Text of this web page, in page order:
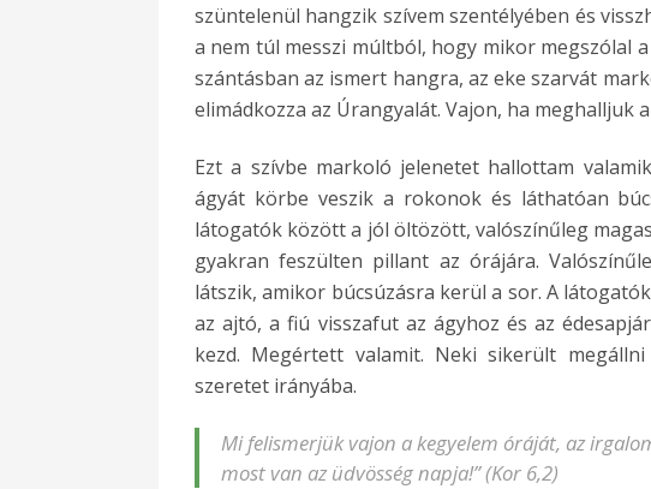
szüntelenül hangzik szívem szentélyében és
a nem túl messzi múltból, hogy mikor megszólal
szántásban az ismert hangra, az eke szarvát
elimádkozza az Úrangyalát. Vajon, ha meghalljuk
Ezt a szívbe markoló jelenetet hallottam
ágyát körbe veszik a rokonok és láthatóan
látogatók között a jól öltözött, valószínűleg
gyakran feszülten pillant az órájára.
látszik, amikor búcsúzásra kerül a sor. A
az ajtó, a fiú visszafut az ágyhoz és az
kezd. Megértett valamit. Neki sikerült
szeretet irányába.
Mi felismerjük vajon a kegyelem óráját, az
most van az üdvösség napja!” (Kor 6,2)